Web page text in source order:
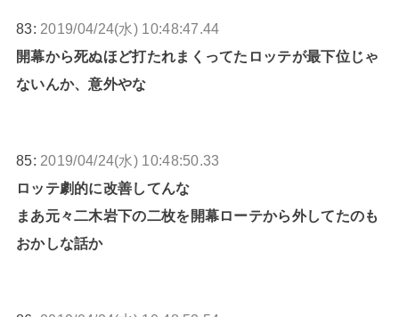
83: 2019/04/24(水) 10:48:47.44
開幕から死ぬほど打たれまくってたロッテが最下位じゃ
ないんか、意外やな
85: 2019/04/24(水) 10:48:50.33
ロッテ劇的に改善してんな
まあ元々二木岩下の二枚を開幕ローテから外してたのも
おかしな話か